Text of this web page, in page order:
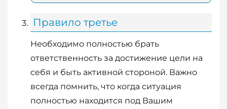
Правило третье
Необходимо полностью брать
ответственность за достижение цели на
себя и быть активной стороной. Важно
всегда помнить, что когда ситуация
полностью находится под Вашим